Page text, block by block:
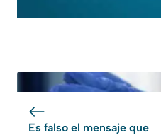
Es falso el mensaje que